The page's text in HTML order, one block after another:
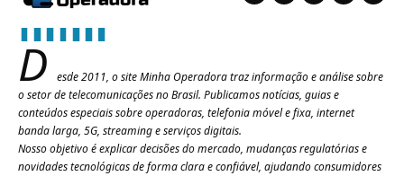
D
esde 2011, o site Minha Operadora traz informação e análise sobre
o setor de telecomunicações no Brasil. Publicamos notícias, guias e
conteúdos especiais sobre operadoras, telefonia móvel e fixa, internet
banda larga, 5G, streaming e serviços digitais.
Nosso objetivo é explicar decisões do mercado, mudanças regulatórias e
novidades tecnológicas de forma clara e confiável, ajudando consumidores